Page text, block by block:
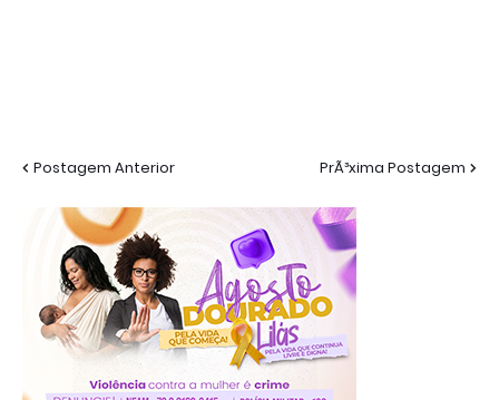
Postagem Anterior PrÃ³xima Postagem